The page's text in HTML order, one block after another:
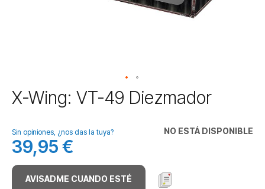
Saltar
al
de
la
galería
de
imágenes
X-Wing: VT-49 Diezmador
NO ESTÁ DISPONIBLE
Sin opiniones, ¿nos das la tuya?
39,95 €
AVISADME CUANDO ESTÉ